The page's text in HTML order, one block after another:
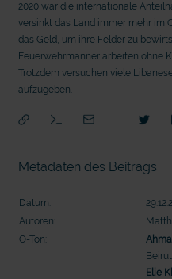
Seelsorge für Trucker: "Könige der
Landstraße" oder "Deppen der
2020 war die internationale
versinkt das Land immer mehr im
das Geld, um ihre Felder zu
Feuerwehrmänner arbeiten ohne
Trotzdem versuchen viele
aufzugeben.
Metadaten des Beitrags
Datum:
Autoren:
O-Ton:
Beirut
Elie